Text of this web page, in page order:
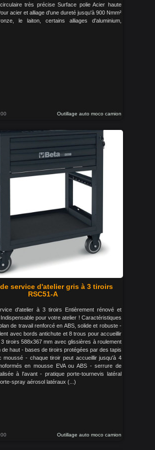
très précise Surface polie Acier haute
acier et alliage d'une dureté jusqu'à 900 Nmm²
le laiton, certains alliages d'aluminium,
Outillage auto moco camion
service d'atelier gris à 3 tiroirs
RSC51-A
d'atelier à 3 tiroirs Entièrement rénové et
pour votre atelier ! Caractéristiques
de travail renforcé en ABS, solide et robuste -
avec bords antichute et 8 trous pour accueillir
tiroirs 588x367 mm avec glissières à roulement
de haut - bases de tiroirs protégées par des tapis
moussé - chaque tiroir peut accueillir jusqu'à 4
en mousse EVA ou ABS - serrure de
à l'avant - pratique porte-tournevis latéral
spray aérosol latéraux (...)
Outillage auto moco camion